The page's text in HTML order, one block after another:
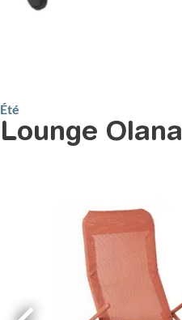
Été
Lounge Olana